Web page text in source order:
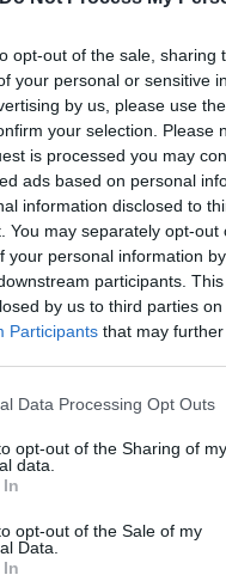
opt-out of the sale, sharing
your personal or sensitive
by us, please use
your selection. Please
is processed you may
ads based on personal
information disclosed to
You may separately opt-out
your personal information
participants.
by us to third parties on
Participants that may
that this website/app uses
your visit or usage
consent to Google and its
for below specified
Data Processing Opt Outs
opt-out of the Sharing of my
data.
opt-out of the Sale of my
Data.
ότι η υγεία
ανθρώπους
στα site.
ακραίες
η εξής:
ατυχήματος
μου σώθηκε από
μήνες νωρίτερα του
μετά από εξέταση
SCAN) ότι ο